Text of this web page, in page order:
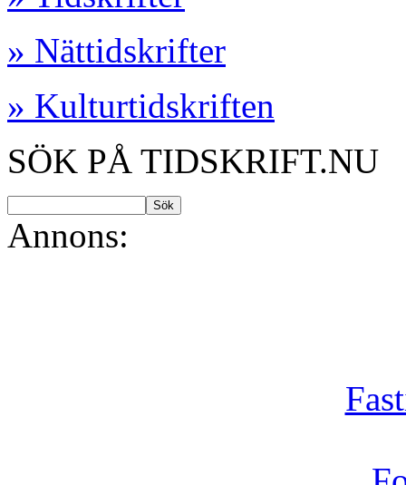
» Nättidskrifter
» Kulturtidskriften
SÖK PÅ TIDSKRIFT.NU
Annons: